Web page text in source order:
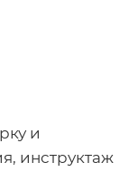
и
инструктаж